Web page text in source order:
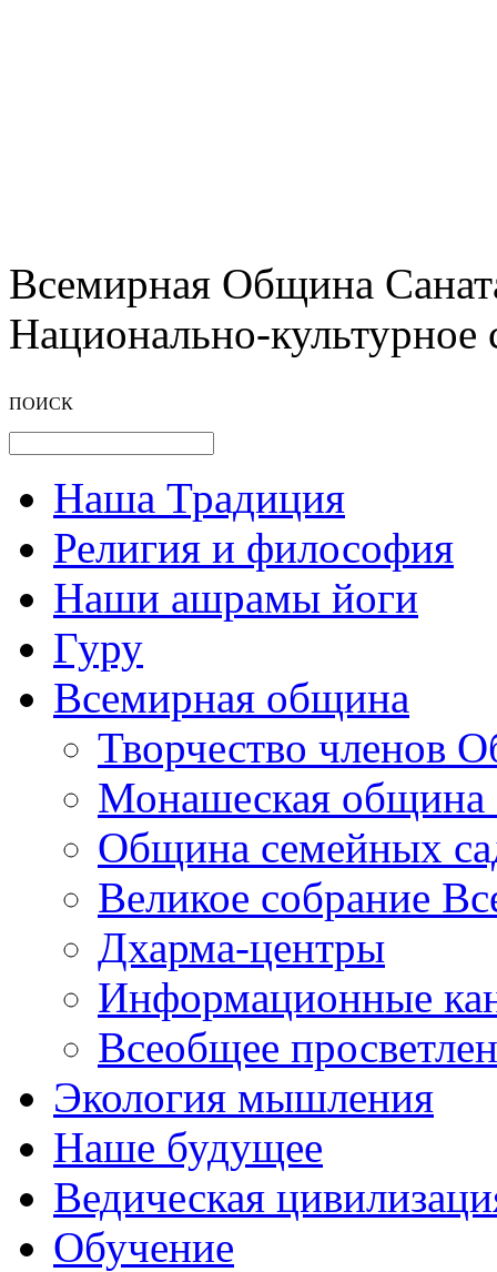
Всемирная Община
Национально-культурное
ПОИСК
Наша Традиция
Религия и философия
Наши ашрамы йоги
Гуру
Всемирная община
Творчество членов
Монашеская община
Община семейных
Великое собрание
Дхарма-центры
Информационные
Всеобщее
Экология мышления
Наше будущее
Ведическая
Обучение